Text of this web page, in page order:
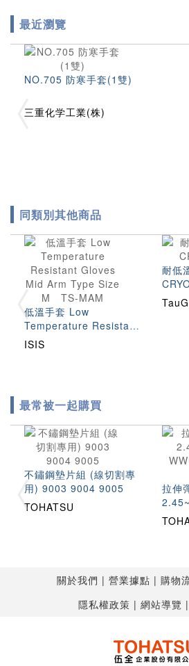
最近瀏覽
NO.705 防寒手套(1雙)
三重化学工業(株)
同類別其他商品
低溫手套 Low
Temperature Resistant
Gloves Mid Arm Type
Size M TS-MAM
ISIS
耐低
最常被一起購買
不鏽鋼墊片組 (線切割專
用) 9003 9004 9005
TOHATSU
拉伸
TWU
關於我們 營業據點 購物
隱私權政策
網站導覽